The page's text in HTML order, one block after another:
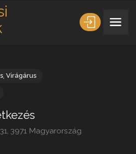
31, 3971 Magyarország